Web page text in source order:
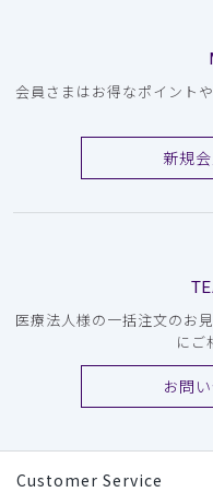
会員さまはお得なポイント
新規
医療法人様の一括注文のお
にご
お問
Customer Service